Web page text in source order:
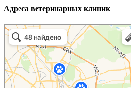
Адреса ветеринарных клиник